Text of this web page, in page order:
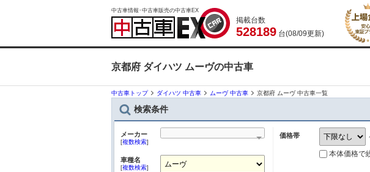
中古車情報･中古車販売の中古車EX
掲載台数
528189 台(08/09更新)
京都府 ダイハツ ムーヴの中古車
中古車トップ ダイハツ 中古車 ムーヴ 中古車 京都府 ムーヴ 中古車一覧
検索条件
メーカー
[複数検索]
車種名
[複数検索]
価格帯
本体価格で